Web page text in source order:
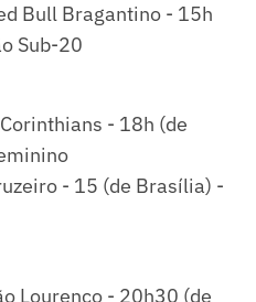
Bull Bragantino - 15h
Sub-20
- 18h (de
- 15 (de Brasília) -
Lourenço - 20h30 (de